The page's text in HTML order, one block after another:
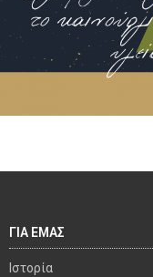
ΓΙΑ ΕΜΑΣ
Ιστορία